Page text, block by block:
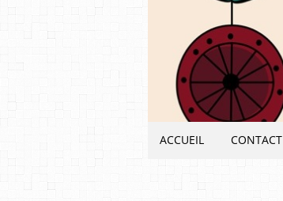
ACCUEIL CONTACT